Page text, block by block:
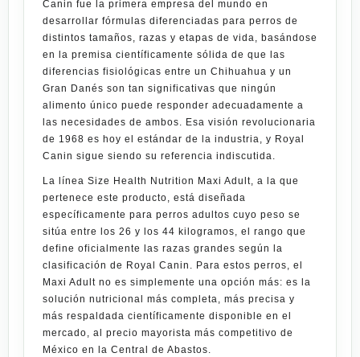
Canin fue la primera empresa del mundo en
desarrollar fórmulas diferenciadas para perros de
distintos tamaños, razas y etapas de vida, basándose
en la premisa científicamente sólida de que las
diferencias fisiológicas entre un Chihuahua y un
Gran Danés son tan significativas que ningún
alimento único puede responder adecuadamente a
las necesidades de ambos. Esa visión revolucionaria
de 1968 es hoy el estándar de la industria, y Royal
Canin sigue siendo su referencia indiscutida.
La línea Size Health Nutrition Maxi Adult, a la que
pertenece este producto, está diseñada
específicamente para perros adultos cuyo peso se
sitúa entre los 26 y los 44 kilogramos, el rango que
define oficialmente las razas grandes según la
clasificación de Royal Canin. Para estos perros, el
Maxi Adult no es simplemente una opción más: es la
solución nutricional más completa, más precisa y
más respaldada científicamente disponible en el
mercado, al precio mayorista más competitivo de
México en la Central de Abastos.